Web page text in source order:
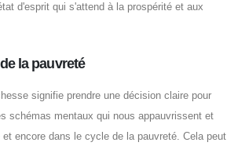
d'esprit qui s'attend à la prospérité et aux
la pauvreté
signifie prendre une décision claire pour
schémas mentaux qui nous appauvrissent et
encore dans le cycle de la pauvreté. Cela peut